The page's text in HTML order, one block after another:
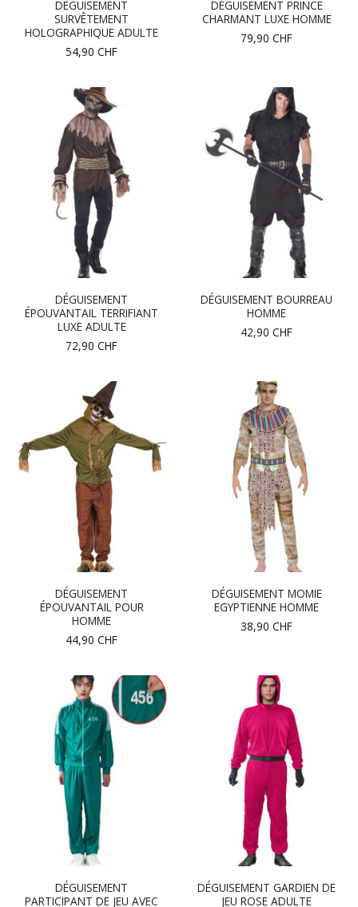
DÉGUISEMENT
SURVÊTEMENT
HOLOGRAPHIQUE ADULTE
54,90 CHF
DÉGUISEMENT PRINCE
CHARMANT LUXE HOMME
79,90 CHF
DÉGUISEMENT
ÉPOUVANTAIL TERRIFIANT
LUXE ADULTE
72,90 CHF
DÉGUISEMENT BOURREAU
HOMME
42,90 CHF
DÉGUISEMENT
ÉPOUVANTAIL POUR
HOMME
44,90 CHF
DÉGUISEMENT MOMIE
EGYPTIENNE HOMME
38,90 CHF
DÉGUISEMENT
PARTICIPANT DE JEU AVEC
DÉGUISEMENT GARDIEN DE
JEU ROSE ADULTE